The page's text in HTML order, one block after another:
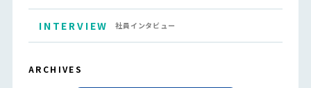
INTERVIEW 社員インタビュー
ARCHIVES